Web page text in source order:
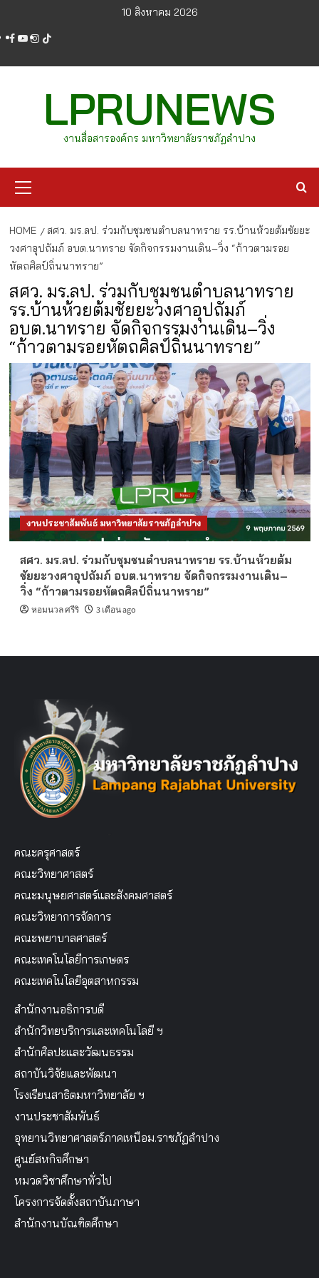
content
10 สิงหาคม 2026
facebook
youtube
instagram
tiktok
LPRUNEWS
งานสื่อสารองค์กร มหาวิทยาลัยราชภัฏลำปาง
Menu
HOME
สศว. มร.ลป. ร่วมกับชุมชนตำบลนาทราย รร.บ้านห้วยต้มชัยยะ
วงศาอุปถัมภ์ อบต.นาทราย จัดกิจกรรมงานเดิน–วิ่ง “ก้าวตามรอย
หัตถศิลป์ถิ่นนาทราย”
สศว. มร.ลป. ร่วมกับชุมชนตำบลนาทราย
รร.บ้านห้วยต้มชัยยะวงศาอุปถัมภ์
อบต.นาทราย จัดกิจกรรมงานเดิน–วิ่ง
“ก้าวตามรอยหัตถศิลป์ถิ่นนาทราย”
งานประชาสัมพันธ์ มหาวิทยาลัยราชภัฏลำปาง
สศว. มร.ลป. ร่วมกับชุมชนตำบลนาทราย รร.บ้านห้วยต้ม
ชัยยะวงศาอุปถัมภ์ อบต.นาทราย จัดกิจกรรมงานเดิน–
วิ่ง “ก้าวตามรอยหัตถศิลป์ถิ่นนาทราย”
หอมนวล ศรีริ 3 เดือน ago
คณะครุศาสตร์
คณะวิทยาศาสตร์
คณะมนุษยศาสตร์และสังคมศาสตร์
คณะวิทยาการจัดการ
คณะพยาบาลศาสตร์
คณะเทคโนโลยีการเกษตร
คณะเทคโนโลยีอุตสาหกรรม
สำนักงานอธิการบดี
สำนักวิทยบริการและเทคโนโลยี ฯ
สำนักศิลปะและวัฒนธรรม
สถาบันวิจัยและพัฒนา
โรงเรียนสาธิตมหาวิทยาลัย ฯ
งานประชาสัมพันธ์
อุทยานวิทยาศาสตร์ภาคเหนือม.ราชภัฏลำปาง
ศูนย์สหกิจศึกษา
หมวดวิชาศึกษาทั่วไป
โครงการจัดตั้งสถาบันภาษา
สำนักงานบัณฑิตศึกษา